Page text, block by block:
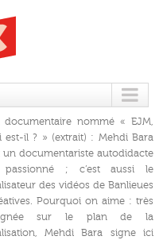
IL ? »
documentaire nommé « EJM,
est-il ? » (extrait) : Mehdi Bara
un documentariste autodidacte
; c’est aussi le
des vidéos de Banlieues
Pourquoi on aime : très
sur le plan de la
Mehdi Bara signe ici